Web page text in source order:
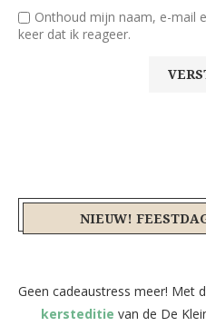
Onthoud mijn naam, e-mail
keer dat ik reageer.
NIEUW!
Geen cadeaustress meer! Met
kersteditie van de De